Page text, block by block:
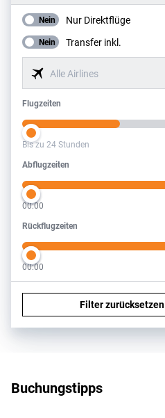
Nein Nur Direktflüge
Nein Transfer inkl.
Alle Airlines
Flugzeiten
Flugzeiten
Bis zu 24 Stunden
Abflugzeiten
Abflugzeiten
00:00
Rückflugzeiten
Rückflugzeiten
00:00
Filter zurücksetzen
Footer navigation
Buchungstipps